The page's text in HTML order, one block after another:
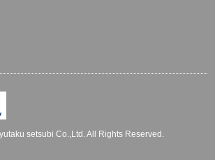
setsubi Co.,Ltd. All Rights Reserved.